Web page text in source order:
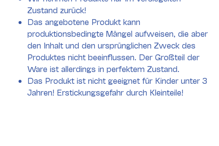
Zustand zurück!
Das angebotene Produkt kann
produktionsbedingte Mängel aufweisen, die aber
den Inhalt und den ursprünglichen Zweck des
Produktes nicht beeinflussen. Der Großteil der
Ware ist allerdings in perfektem Zustand.
Das Produkt ist nicht geeignet für Kinder unter 3
Jahren! Erstickungsgefahr durch Kleinteile!